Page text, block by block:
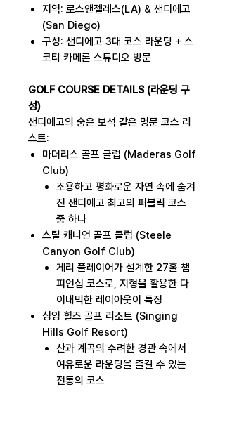
지역: 로스앤젤레스(LA) & 샌디에고
(San Diego)
구성: 샌디에고 3대 코스 라운딩 + 스
코티 카메론 스튜디오 방문
GOLF COURSE DETAILS (라운딩 구
성)
샌디에고의 숨은 보석 같은 명문 코스 리
스트:
마더리스 골프 클럽 (Maderas Golf
Club)
조용하고 평화로운 자연 속에 숨겨
진 샌디에고 최고의 퍼블릭 코스
중 하나
스틸 캐니언 골프 클럽 (Steele
Canyon Golf Club)
게리 플레이어가 설계한 27홀 챔
피언십 코스로, 지형을 활용한 다
이내믹한 레이아웃이 특징
싱잉 힐즈 골프 리조트 (Singing
Hills Golf Resort)
산과 계곡의 수려한 경관 속에서
여유로운 라운딩을 즐길 수 있는
전통의 코스